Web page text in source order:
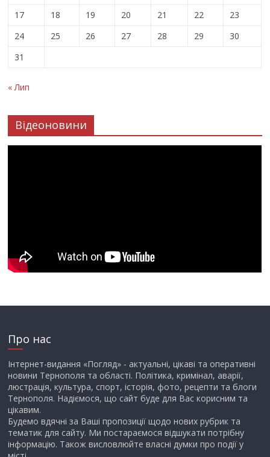
17
18 19 20 21 22
23
24
25 26 27 28 29
30
31
« Лип
Відеоновини
Про нас
Інтернет-видання «Погляд» - актуальні, цікаві та оперативні
новини Тернополя та області. Політика, кримінал, аварії,
люстрація, культура, спорт, історія, фото, рецепти та блоги
Тернополя. Надіємося, що сайт буде для Вас корисним та
цікавим.
Будемо вдячні за Ваші пропозиції щодо нових рубрик та
тематик для сайту. Ми постараємося відшукати потрібну
інформацію. Також висловлюйте власні думки про події у